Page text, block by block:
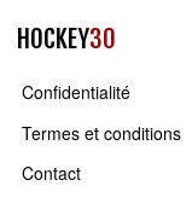
HOCKEY30
Confidentialité
Termes et conditions
Contact